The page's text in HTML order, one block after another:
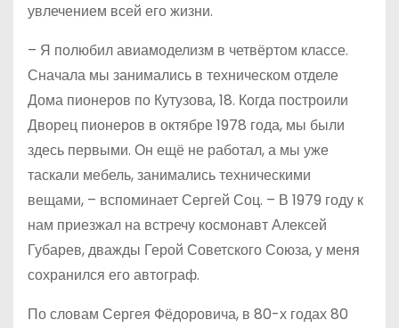
увлечением всей его жизни.
– Я полюбил авиамоделизм в четвёртом классе.
Сначала мы занимались в техническом отделе
Дома пионеров по Кутузова, 18. Когда построили
Дворец пионеров в октябре 1978 года, мы были
здесь первыми. Он ещё не работал, а мы уже
таскали мебель, занимались техническими
вещами, – вспоминает Сергей Соц. – В 1979 году к
нам приезжал на встречу космонавт Алексей
Губарев, дважды Герой Советского Союза, у меня
сохранился его автограф.
По словам Сергея Фёдоровича, в 80-х годах 80